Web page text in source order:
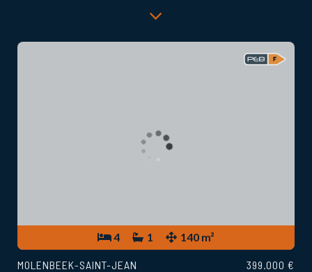
4 1 140 m²
MOLENBEEK-SAINT-JEAN
399.000 €